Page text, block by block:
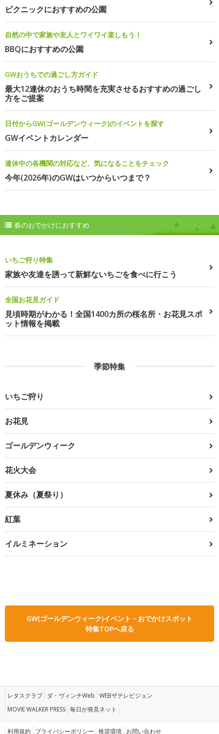
ピクニックにおすすめの公園
自然の中で家族や友人とワイワイ楽しもう！
BBQにおすすめの公園
GWおうちでの過ごし方ガイド
最大12連休のおうち時間を充実させるおすすめの過ごし
方をご提案
日付からGW(ゴールデンウィーク)のイベントを探す
GWイベントカレンダー
連休中の各機関の対応など、気になることをチェック
今年(2026年)のGWはいつからいつまで？
春のおでかけにおすすめ
いちご狩り特集
家族や友達を誘って新鮮ないちごを食べに行こう
全国お花見ガイド
見頃時期がわかる！全国1400カ所の桜名所・お花見スポ
ット情報を掲載
季節特集
いちご狩り
お花見
ゴールデンウィーク
花火大会
夏休み（夏祭り）
紅葉
イルミネーション
GW(ゴールデンウィーク)イベント・おでかけスポット
特集TOPへ戻る
レタスクラブ ダ・ヴィンチWeb WEBザテレビジョン
MOVIE WALKER PRESS 毎日が発見ネット
利用規約 プライバシーポリシー 推奨環境 お問い合わせ